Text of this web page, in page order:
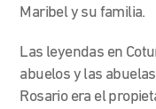
Maribel y su familia.
Las leyendas en
abuelos y las
Rosario era el